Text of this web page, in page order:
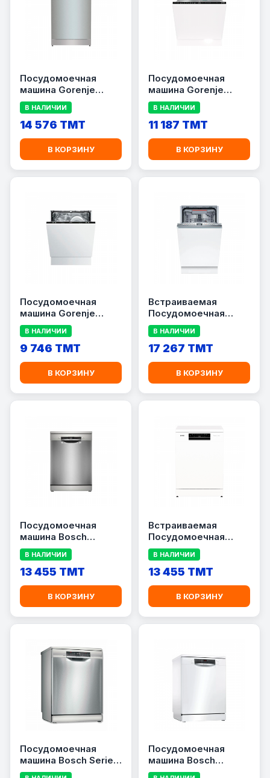
Посудомоечная
машина Gorenje
GS673C60X
В НАЛИЧИИ
14 576 TMT
В КОРЗИНУ
Посудомоечная
машина Gorenje
GV673C60W
В НАЛИЧИИ
11 187 TMT
В КОРЗИНУ
Посудомоечная
машина Gorenje
GV642D61
В НАЛИЧИИ
9 746 TMT
В КОРЗИНУ
Встраиваемая
Посудомоечная
машина Bosch
SPV6EMX70Q
В НАЛИЧИИ
17 267 TMT
В КОРЗИНУ
Посудомоечная
машина Bosch
SMS4IKI51Q
В НАЛИЧИИ
13 455 TMT
В КОРЗИНУ
Встраиваемая
Посудомоечная
машина Gorenje
GS673C60W
В НАЛИЧИИ
13 455 TMT
В КОРЗИНУ
Посудомоечная
машина Bosch Serie 6
SMS6EMI65Q
Посудомоечная
машина Bosch
SMS45DW10Q